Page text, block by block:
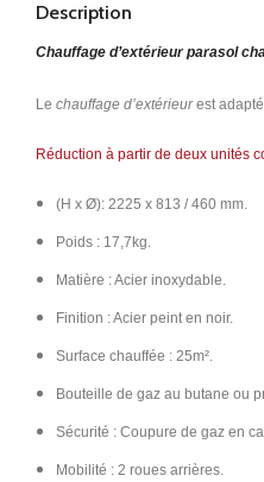
Description
Chauffage d’extérieur parasol
Le chauffage d’extérieurest
Réduction à partir de deux unités
(H x Ø): 2225 x 813 / 460 mm.
Poids : 17,7kg.
Matière : Acier inoxydable.
Finition : Acier peint en noir.
Surface chauffée : 25m².
Bouteille de gaz au butane ou
Sécurité : Coupure de gaz en
Mobilité : 2 roues arrières.